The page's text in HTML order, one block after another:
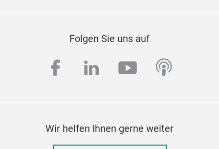
Folgen Sie uns auf
facebook
linkedinyoutube
Wir helfen Ihnen gerne weiter